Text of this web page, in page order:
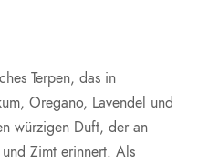
Terpen, das in
Oregano, Lavendel und
würzigen Duft, der an
Zimt erinnert. Als